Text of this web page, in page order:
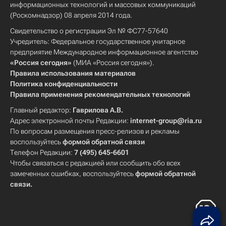
информационных технологий и массовых коммуникаций
(Роскомнадзор) 08 апреля 2014 года.
Свидетельство о регистрации Эл № ФС77-57640
Учредитель: Федеральное государственное унитарное
предприятие Международное информационное агентство
«Россия сегодня» (МИА «Россия сегодня»).
Правила использования материалов
Политика конфиденциальности
Правила применения рекомендательных технологий
Главный редактор: Гаврилова А.В.
Адрес электронной почты Редакции: internet-group@ria.ru
По вопросам размещения пресс-релизов и рекламы
воспользуйтесьформой обратной связи
Телефон Редакции: 7 (495) 645-6601
Чтобы связаться с редакцией или сообщить обо всех
замеченных ошибках, воспользуйтесьформой обратной
связи.